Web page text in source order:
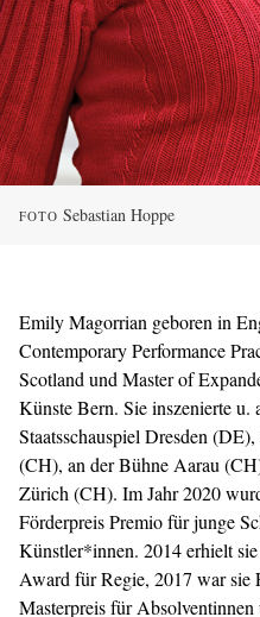
FOTO Sebastian Hoppe
Emily Magorrian geboren in
Contemporary Performance
Scotland und Master of
Künste Bern. Sie inszenierte u.
Staatsschauspiel Dresden
(CH), an der Bühne Aarau
Zürich (CH). Im Jahr 2020
Förderpreis Premio für junge
Künstler*innen. 2014 erhielt
Award für Regie, 2017 war
Masterpreis für